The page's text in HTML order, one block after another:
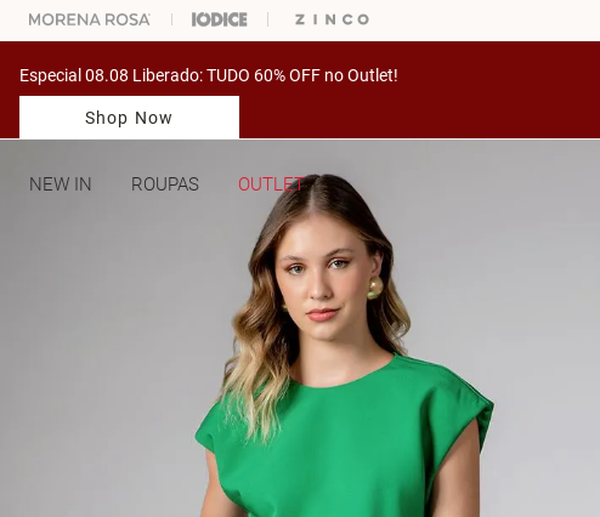
ESCOLHER SEU LOOK? FALE COM NOSSA PERSONAL SHOPPER.
Especial 08.08 Liberado: TUDO 60% OFF no Outlet!
Shop Now
NEW IN ROUPAS OUTLET